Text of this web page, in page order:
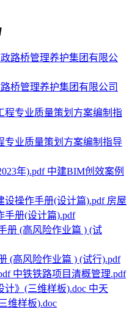
桥管理养护集团有限公司
专业质量策划方案编制指导
中建BIM创效案例
房屋
手册(设计篇).pdf
(高风险作业篇 ) (试行).pdf
中铁铁路项目清概管理.pdf
中天
维样板).doc